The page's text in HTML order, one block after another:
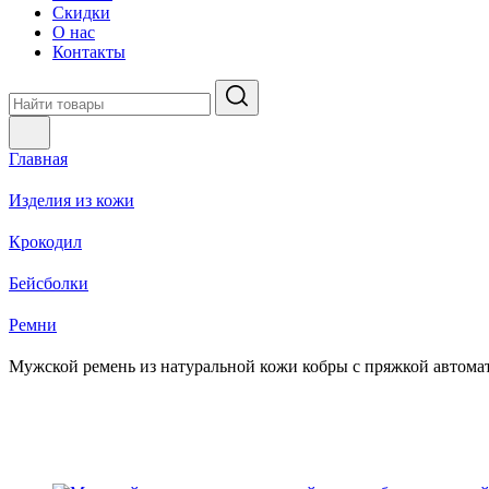
Скидки
О нас
Контакты
Главная
Изделия из кожи
Крокодил
Бейсболки
Ремни
Мужской ремень из натуральной кожи кобры с пряжкой